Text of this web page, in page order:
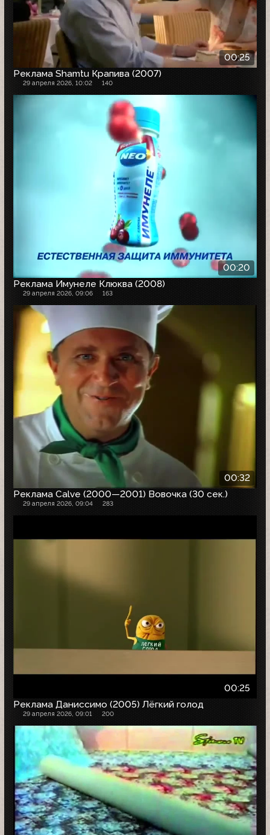
00:25
Реклама Shamtu Крапива (2007)
29 апреля 2026, 10:02 140
00:20
Реклама Имунеле Клюква (2008)
29 апреля 2026, 09:06 163
00:32
Реклама Calve (2000—2001) Вовочка (30 сек.)
29 апреля 2026, 09:04 283
00:25
Реклама Даниссимо (2005) Лёгкий голод
29 апреля 2026, 09:01 200